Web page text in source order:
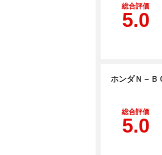
総合評価
5.0
ホンダＮ－Ｂ
総合評価
5.0